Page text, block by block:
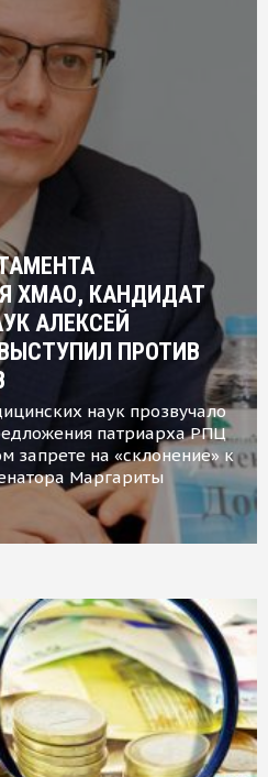
ХМАО, КАНДИДАТ
АЛЕКСЕЙ
ПРОТИВ
наук прозвучало
патриарха РПЦ
запрете на «склонение» к
Маргариты